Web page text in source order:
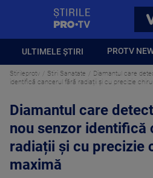
ULTIMELE ȘTIRI PROTV
Stirileprotv Stiri Sanatate
Diamantul care
identifică cancerul fără radiații și cu precizie
Diamantul care
nou senzor identifică
radiații și cu precizie
maximă